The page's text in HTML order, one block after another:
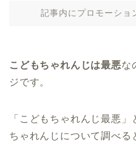
記事内にプロモーショ
こどもちゃれんじは最悪な
ジです。
「こどもちゃれんじ最悪
ちゃれんじについて調べる